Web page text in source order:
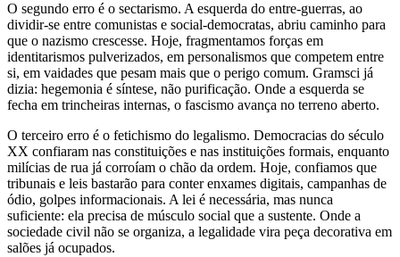
O segundo erro é o sectarismo. A esquerda do entre-guerras, ao
dividir-se entre comunistas e social-democratas, abriu caminho para
que o nazismo crescesse. Hoje, fragmentamos forças em
identitarismos pulverizados, em personalismos que competem entre
si, em vaidades que pesam mais que o perigo comum. Gramsci já
dizia: hegemonia é síntese, não purificação. Onde a esquerda se
fecha em trincheiras internas, o fascismo avança no terreno aberto.
O terceiro erro é o fetichismo do legalismo. Democracias do século
XX confiaram nas constituições e nas instituições formais, enquanto
milícias de rua já corroíam o chão da ordem. Hoje, confiamos que
tribunais e leis bastarão para conter enxames digitais, campanhas de
ódio, golpes informacionais. A lei é necessária, mas nunca
suficiente: ela precisa de músculo social que a sustente. Onde a
sociedade civil não se organiza, a legalidade vira peça decorativa em
salões já ocupados.